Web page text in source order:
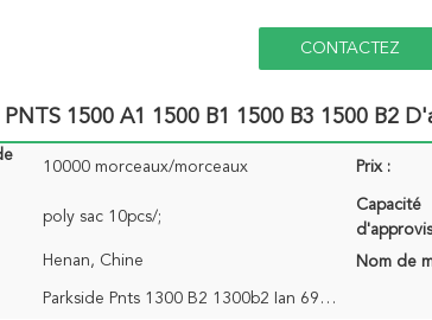
CONTACTEZ
PNTS 1500 A1 1500 B1 1500 B3 1500 B2
10000 morceaux/morceaux Prix :
poly sac 10pcs/;
Capacité
Henan, Chine Nom de
Parkside Pnts 1300 B2 1300b2 Ian 69502 Lidl